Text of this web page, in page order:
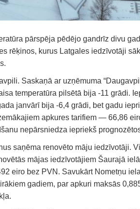
pārspēja pēdējo gandrīz divu
rēķinos, kurus Latgales iedzīvotāji
Saskaņā ar uzņēmuma
temperatūra pilsētā bija -11 grādi.
janvārī bija -6,4 grādi, bet gadu
apkures tarifiem — 66,86
nepārsniedza iepriekš
saņēma renovēto māju iedzīvotāji.
mājas iedzīvotājiem Šaurajā
eiro bez PVN. Savukārt Nometņu
gadiem, par apkuri maksās